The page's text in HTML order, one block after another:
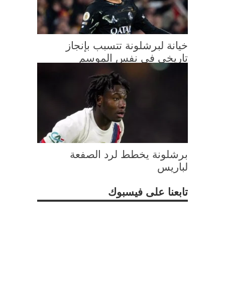
خيانة لبرشلونة تتسبب بإنجاز
تاريخي في نفس الموسم
برشلونة يخطط لرد الصفعة
لباريس
تابعنا على فيسبوك